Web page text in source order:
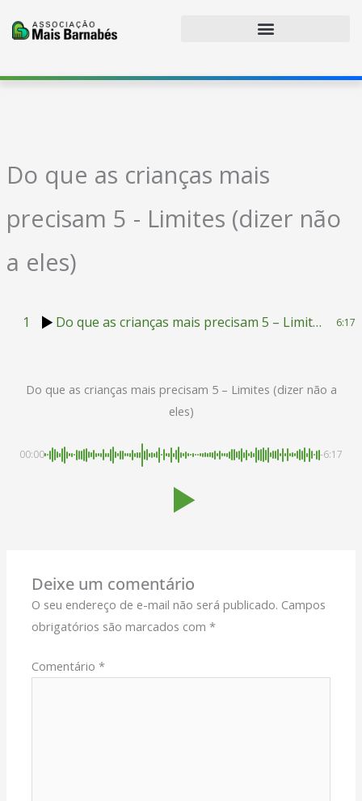
para
conteúdo
Do que as crianças mais
precisam 5 - Limites (dizer não
a eles)
1 Do que as crianças mais precisam 5 – Limites (dizer não a eles) 6:17
Do que as crianças mais precisam 5 – Limites (dizer não a
eles)
00:00 -6:17
Deixe um comentário
O seu endereço de e-mail não será publicado. Campos
obrigatórios são marcados com*
Comentário*